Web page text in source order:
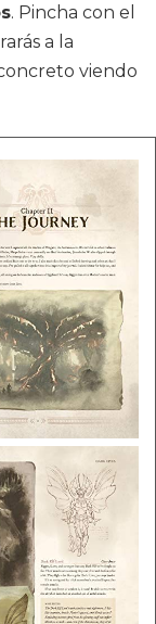
. Pincha con el
a la
viendo